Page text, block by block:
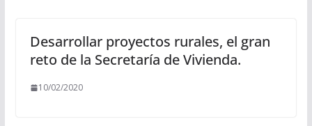
Desarrollar proyectos rurales, el gran
reto de la Secretaría de Vivienda.
10/02/2020